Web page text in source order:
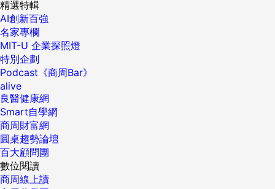
精選特輯
AI創新百強
名家專欄
MIT-U 企業探照燈
特別企劃
Podcast《商周Bar》
alive
良醫健康網
Smart自學網
商周財富網
圓桌趨勢論壇
百大顧問團
數位閱讀
商周線上讀